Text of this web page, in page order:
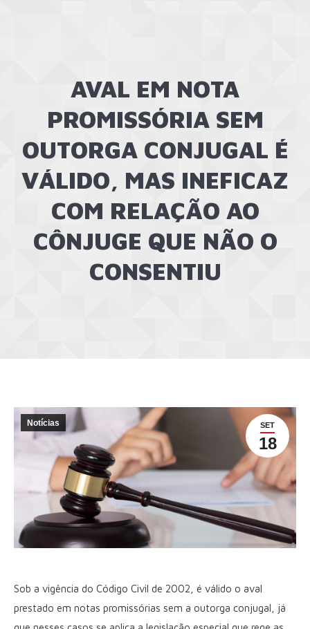
AVAL EM NOTA
PROMISSÓRIA SEM
OUTORGA CONJUGAL É
VÁLIDO, MAS INEFICAZ
COM RELAÇÃO AO
CÔNJUGE QUE NÃO O
CONSENTIU
SET
18
Notícias
Sob a vigência do Código Civil de 2002, é válido o aval
prestado em notas promissórias sem a outorga conjugal, já